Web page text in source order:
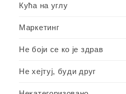
Кућа на углу
Маркетинг
Не боји се ко је здрав
Не хејтуј, буди друг